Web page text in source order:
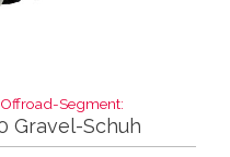
Segment:
Gravel-Schuh